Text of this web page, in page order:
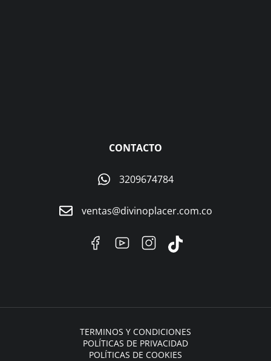
CONTACTO
3209674784
ventas@divinoplacer.com.co
TERMINOS Y CONDICIONES
POLÍTICAS DE PRIVACIDAD
POLÍTICAS DE COOKIES